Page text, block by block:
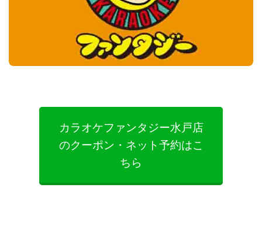
カラオケファンタジー水戸店
のクーポン・ネット予約はこ
ちら